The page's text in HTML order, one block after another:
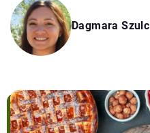
Dagmara Szulc